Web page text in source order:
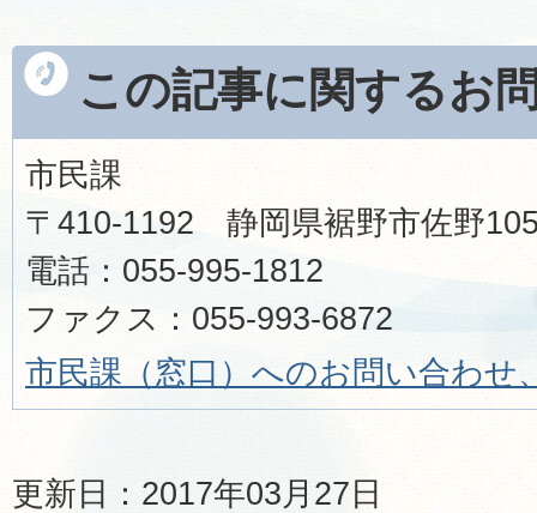
この記事に関するお
市民課
〒410-1192 静岡県裾野市佐野
電話：055-995-1812
ファクス：055-993-6872
市民課（窓口）へのお問い合わせ
更新日：2017年03月27日